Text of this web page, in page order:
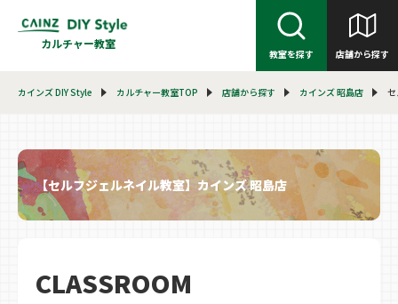
カルチャー教室
教室を探す 店舗から探す
カインズ DIY Style カルチャー教室TOP 店舗から探す カインズ 昭島店
【セルフジェルネイル教室】カインズ 昭島店
CLASSROOM